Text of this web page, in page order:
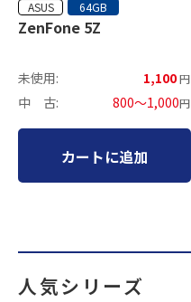
ASUS 64GB
ZenFone 5Z
未使用: 1,100円
中 古: 800～1,000円
カートに追加
人気シリーズ